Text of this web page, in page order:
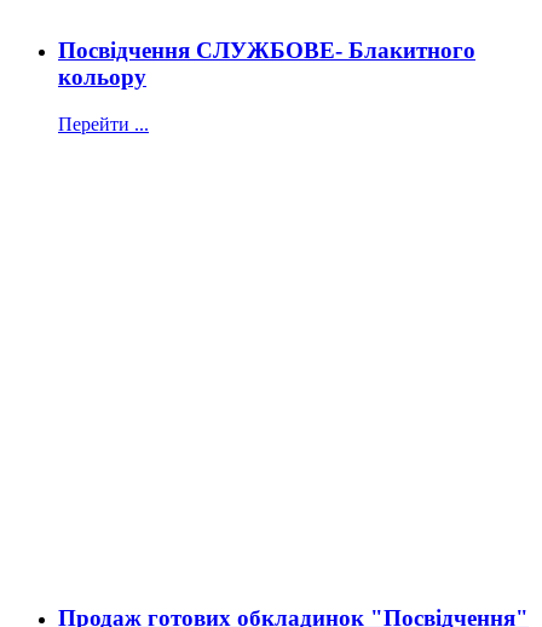
Посвідчення СЛУЖБОВЕ- Блакитного
кольору
Перейти ...
Продаж готових обкладинок "Посвідчення"